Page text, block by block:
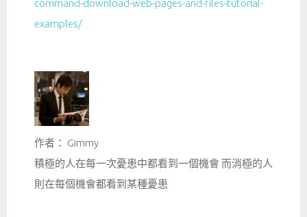
command-download-web-pages-and-files-tutorial-
examples/
作者： Gimmy
積極的人在每一次憂患中都看到一個機會 而消極的人
則在每個機會都看到某種憂患